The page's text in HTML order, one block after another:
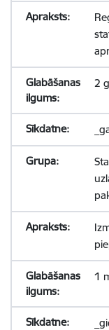
2
1